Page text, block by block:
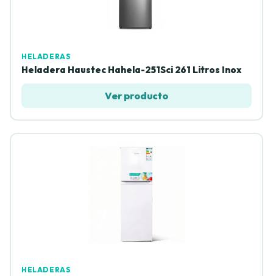
HELADERAS
Heladera Haustec Hahela-251Sci 261 Litros Inox
Ver producto
HELADERAS